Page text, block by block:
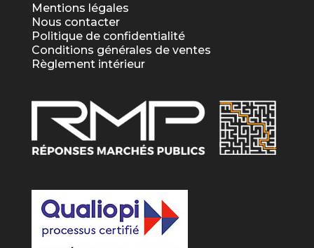
Mentions légales
Nous contacter
Politique de confidentialité
Conditions générales de ventes
Règlement intérieur